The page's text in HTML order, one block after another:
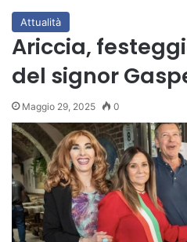
Attualità
Ariccia,
del signor
Maggio 29, 2025 0